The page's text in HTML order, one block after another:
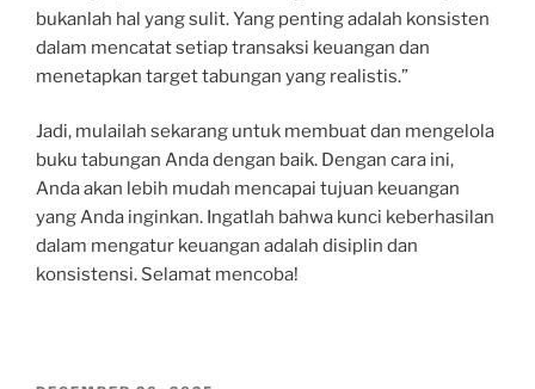
bukanlah hal yang sulit. Yang penting adalah konsisten
dalam mencatat setiap transaksi keuangan dan
menetapkan target tabungan yang realistis.”
Jadi, mulailah sekarang untuk membuat dan mengelola
buku tabungan Anda dengan baik. Dengan cara ini,
Anda akan lebih mudah mencapai tujuan keuangan
yang Anda inginkan. Ingatlah bahwa kunci keberhasilan
dalam mengatur keuangan adalah disiplin dan
konsistensi. Selamat mencoba!